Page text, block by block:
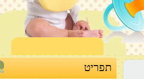
תפריט